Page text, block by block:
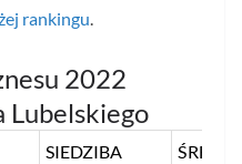
rankingu.
2022
SIEDZIBA